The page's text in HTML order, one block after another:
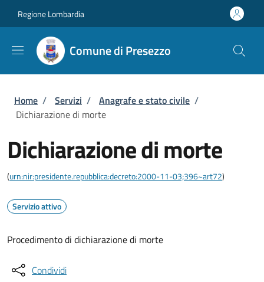
Regione Lombardia
Comune di Presezzo
Briciole di pane
Home / Servizi / Anagrafe e stato civile /
Dichiarazione di morte
Dichiarazione di morte
(urn:nir:presidente.repubblica:decreto:2000-11-03;396~art72)
Servizio attivo
Procedimento di dichiarazione di morte
Condividi